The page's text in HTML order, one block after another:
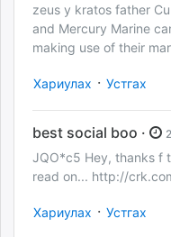
zeus y kratos father
and Mercury Marine
making use of their
Хариулах · Устгах
best social boo ·
JQO*c5 Hey, thanks f
read on... http://
Хариулах · Устгах